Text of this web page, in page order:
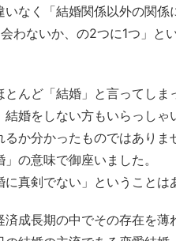
なく「結婚関係以外の関係
わないか、の2つに1つ」と
んど「結婚」と言ってしま
婚をしない方もいらっしゃ
か分かったものではありま
の意味で御座いました。
真剣でない」ということは
成長期の中でその存在を薄